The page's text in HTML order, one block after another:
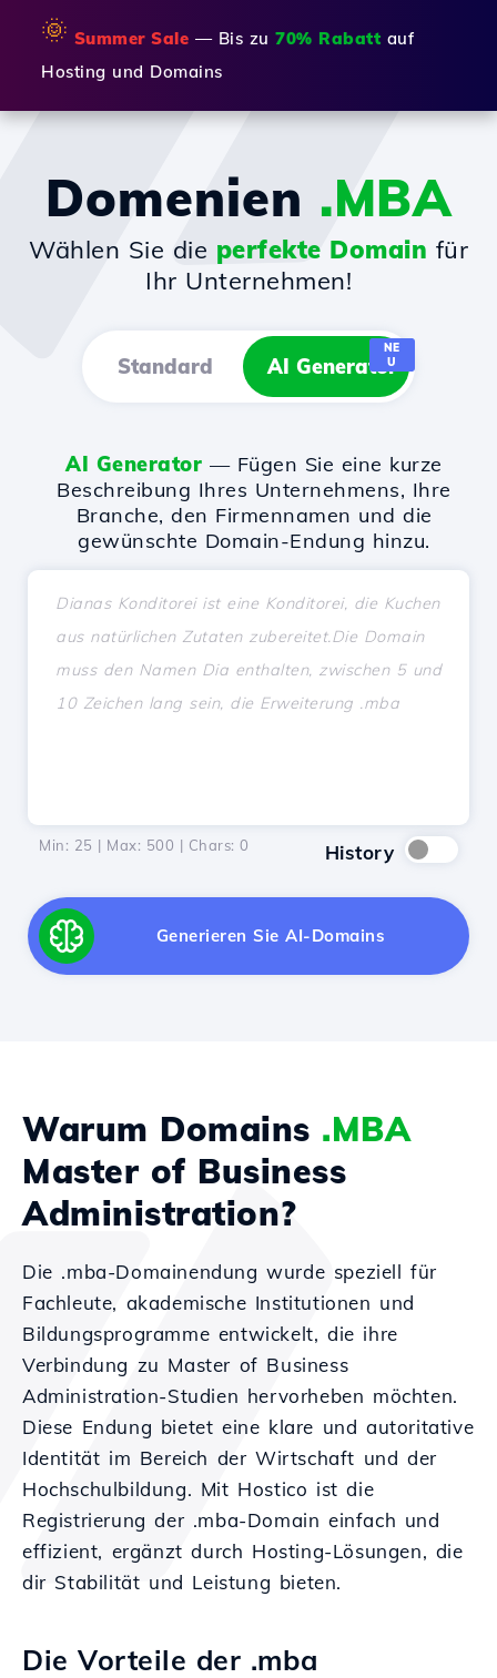
🌞 Summer Sale — Bis zu 70% Rabatt auf
Hosting und Domains
Domenien .MBA
Wählen Sie die perfekte Domain für
Ihr Unternehmen!
Standard AI Generator
NE
U
AI Generator — Fügen Sie eine kurze
Beschreibung Ihres Unternehmens, Ihre
Branche, den Firmennamen und die
gewünschte Domain-Endung hinzu.
Min: 25 | Max: 500 | Chars: 0 History
Generieren Sie AI-Domains
Warum Domains .MBA
Master of Business
Administration?
Die .mba-Domainendung wurde speziell für
Fachleute, akademische Institutionen und
Bildungsprogramme entwickelt, die ihre
Verbindung zu Master of Business
Administration-Studien hervorheben möchten.
Diese Endung bietet eine klare und autoritative
Identität im Bereich der Wirtschaft und der
Hochschulbildung. Mit Hostico ist die
Registrierung der .mba-Domain einfach und
effizient, ergänzt durch Hosting-Lösungen, die
dir Stabilität und Leistung bieten.
Die Vorteile der .mba